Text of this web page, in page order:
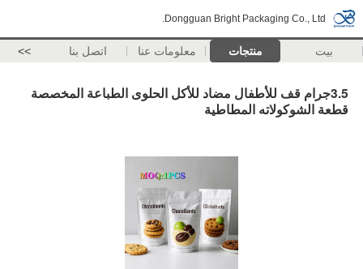
Dongguan Bright Packaging Co., Ltd.
بيت منتجات معلومات عنا اتصل بنا >>
3.5جرام قف للأطفال مضاد للأكل الحلوى الطباعة المخصصة
قطعة الشوكولاته المطاطية